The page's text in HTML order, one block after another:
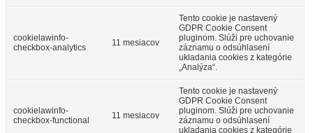
cookielawinfo-
checkbox-analytics
11 mesiacov
Tento cookie je nastavený
GDPR Cookie Consent
pluginom. Slúži pre uchovanie
záznamu o odsúhlasení
ukladania cookies z kategórie
„Analýza“.
cookielawinfo-
checkbox-functional
11 mesiacov
Tento cookie je nastavený
GDPR Cookie Consent
pluginom. Slúži pre uchovanie
záznamu o odsúhlasení
ukladania cookies z kategórie